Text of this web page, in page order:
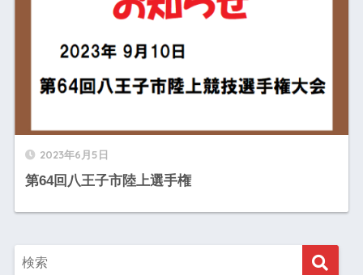
2023年6月5日
第64回八王子市陸上選手権